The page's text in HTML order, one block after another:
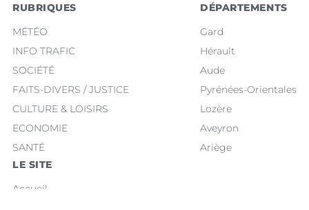
RUBRIQUES
MÉTÉO
INFO TRAFIC
SOCIÉTÉ
FAITS-DIVERS / JUSTICE
CULTURE & LOISIRS
ECONOMIE
SANTÉ
DÉPARTEMENTS
Gard
Hérault
Aude
Pyrénées-Orientales
Lozère
Aveyron
Ariège
LE SITE
Accueil